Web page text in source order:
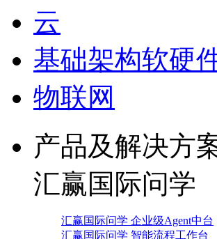
云
基础架构软硬
物联网
产品及解决方
汇赢国际问学
汇赢国际问学 企业级Agent中台
汇赢国际问学 智能流程工作台